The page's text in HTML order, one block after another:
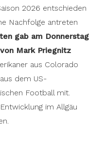
2026 entschieden
Nachfolge antreten
gab am Donnerstag
Mark Priegnitz
aus Colorado
dem US-
Football mit.
im Allgäu